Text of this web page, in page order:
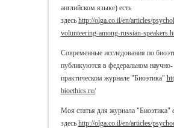
английском языке) есть
здесь http://olga.co.il/en/articles/
volunteering-among-russian-
Современные исследования по
публикуются в федеральном научно-
практическом журнале "Биоэтика"
bioethics.ru/
Моя статья для журнала "Биоэтика"
здесь http://olga.co.il/en/articles/